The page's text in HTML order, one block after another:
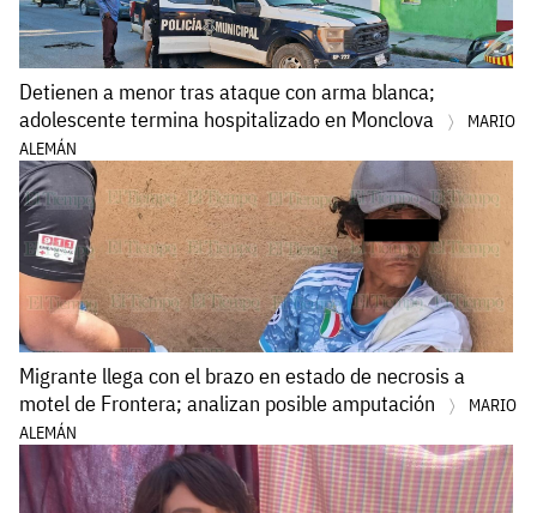
Detienen a menor tras ataque con arma blanca;
adolescente termina hospitalizado en Monclova
MARIO
ALEMÁN
Migrante llega con el brazo en estado de necrosis a
motel de Frontera; analizan posible amputación
MARIO
ALEMÁN